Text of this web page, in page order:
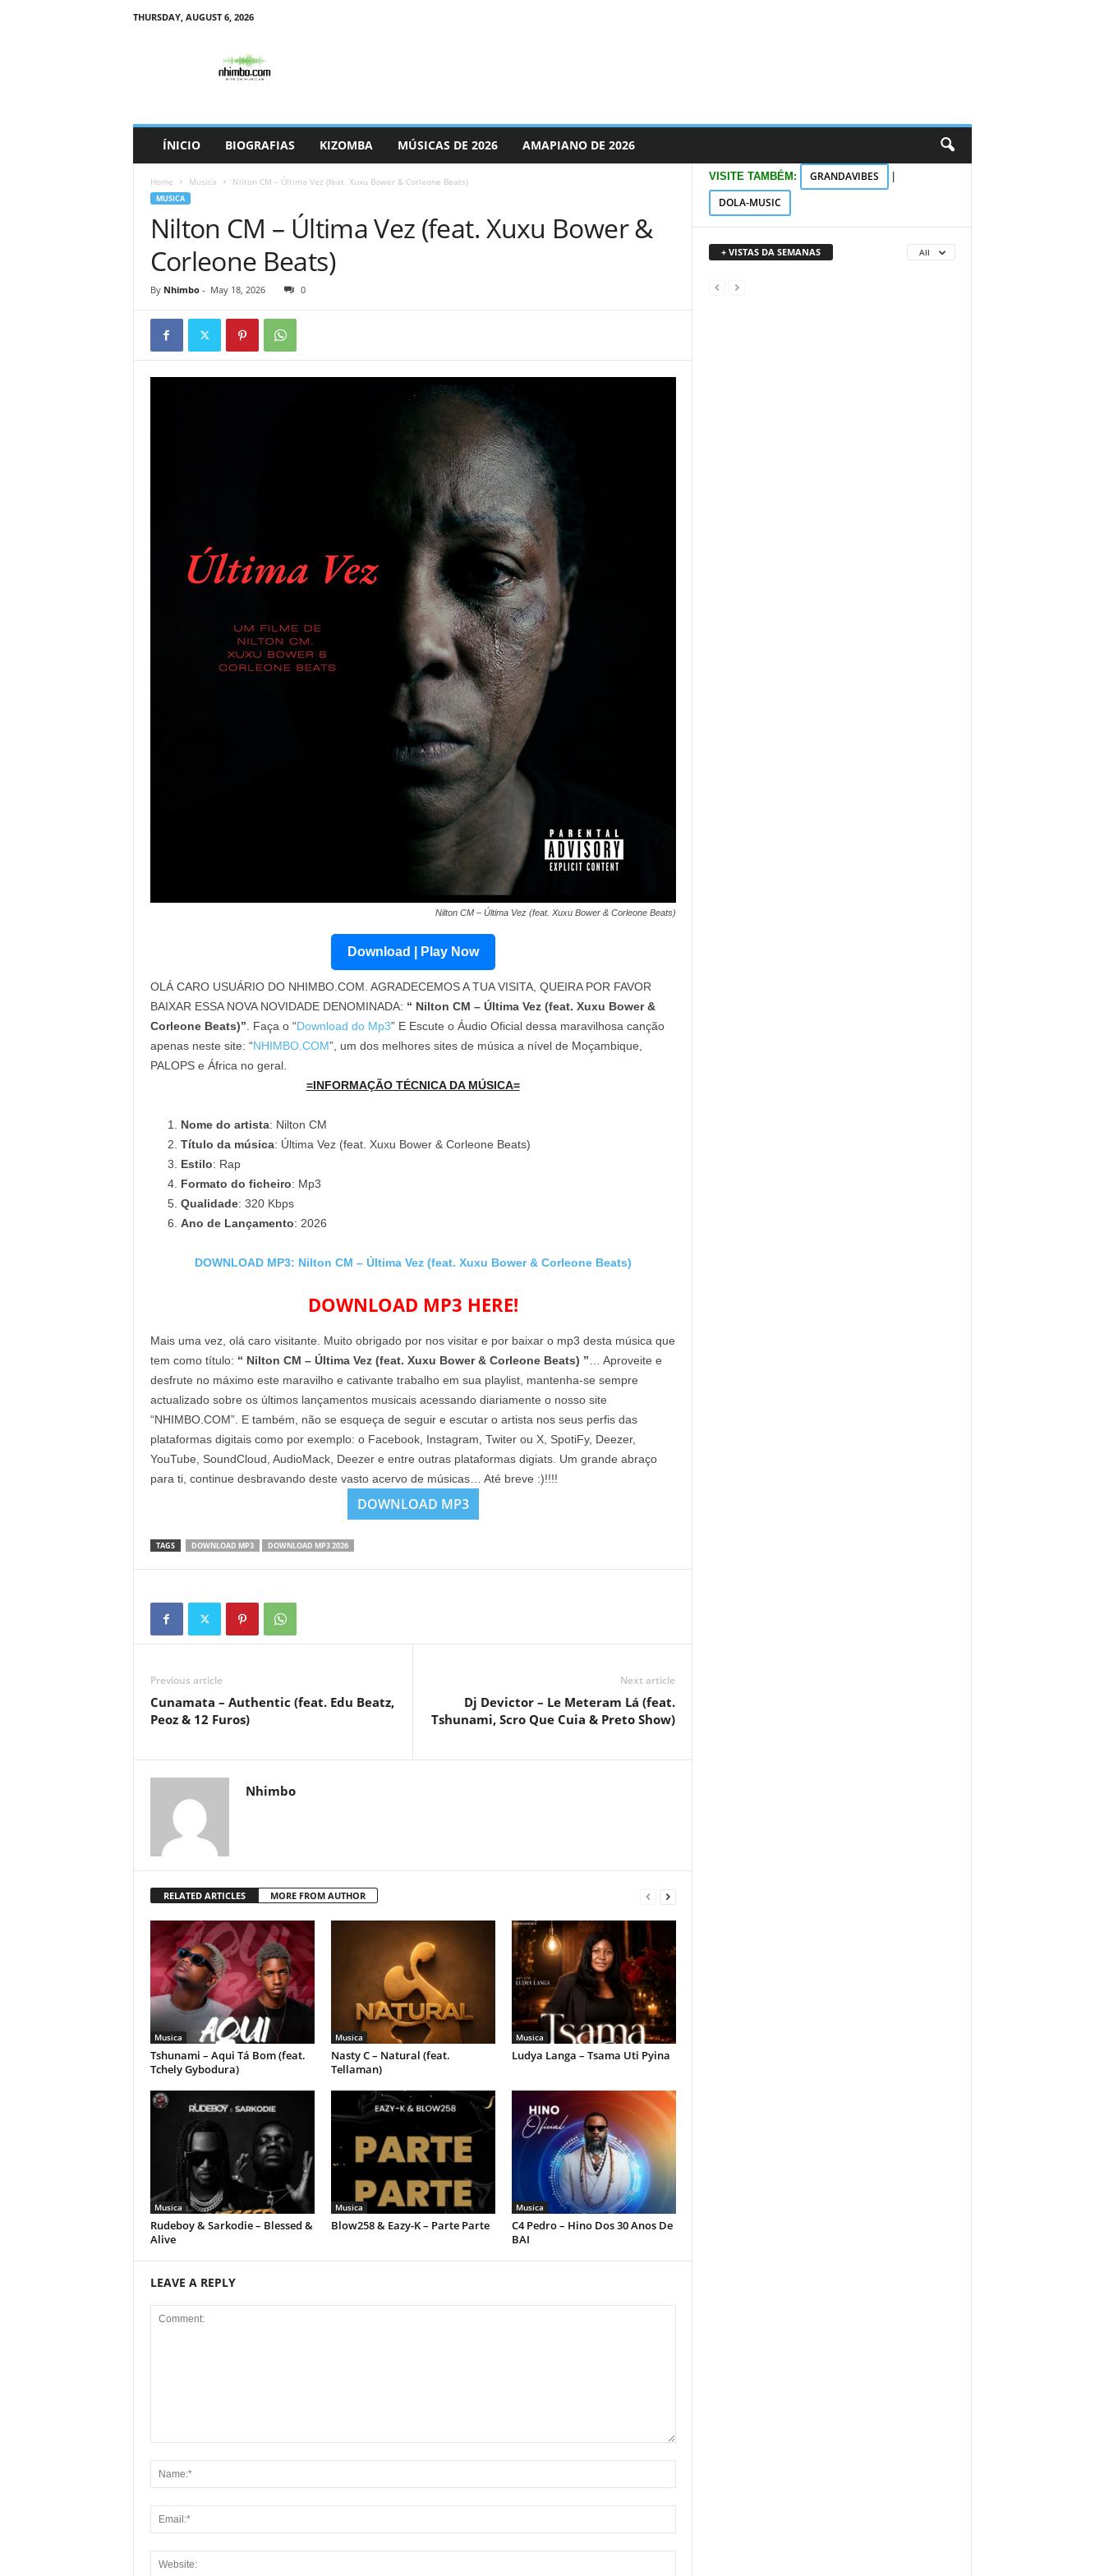
THURSDAY, AUGUST 6, 2026
ÍNICIO BIOGRAFIAS KIZOMBA MÚSICAS DE 2026 AMAPIANO DE 2026
Home Musica Nilton CM – Última Vez (feat. Xuxu Bower & Corleone Beats)
MUSICA
Nilton CM – Última Vez (feat. Xuxu Bower &
Corleone Beats)
By Nhimbo- May 18, 2026 0
Nilton CM – Última Vez (feat. Xuxu Bower & Corleone Beats)
Download | Play Now
OLÁ CARO USUÁRIO DO NHIMBO.COM. AGRADECEMOS A TUA VISITA, QUEIRA POR FAVOR
BAIXAR ESSA NOVA NOVIDADE DENOMINADA: “ Nilton CM – Última Vez (feat. Xuxu Bower &
Corleone Beats)” . Faça o “Download do Mp3” E Escute o Áudio Oficial dessa maravilhosa canção
apenas neste site: “NHIMBO.COM”, um dos melhores sites de música a nível de Moçambique,
PALOPS e África no geral.
=INFORMAÇÃO TÉCNICA DA MÚSICA=
Nome do artista: Nilton CM
Título da música: Última Vez (feat. Xuxu Bower & Corleone Beats)
Estilo: Rap
Formato do ficheiro: Mp3
Qualidade: 320 Kbps
Ano de Lançamento: 2026
DOWNLOAD MP3: Nilton CM – Última Vez (feat. Xuxu Bower & Corleone Beats)
DOWNLOAD MP3 HERE!
Mais uma vez, olá caro visitante. Muito obrigado por nos visitar e por baixar o mp3 desta música que
tem como título: “ Nilton CM – Última Vez (feat. Xuxu Bower & Corleone Beats) ” … Aproveite e
desfrute no máximo este maravilho e cativante trabalho em sua playlist, mantenha-se sempre
actualizado sobre os últimos lançamentos musicais acessando diariamente o nosso site
“NHIMBO.COM”. E também, não se esqueça de seguir e escutar o artista nos seus perfis das
plataformas digitais como por exemplo: o Facebook, Instagram, Twiter ou X, SpotiFy, Deezer,
YouTube, SoundCloud, AudioMack, Deezer e entre outras plataformas digiats. Um grande abraço
para ti, continue desbravando deste vasto acervo de músicas… Até breve :)!!!!
DOWNLOAD MP3
TAGS DOWNLOAD MP3 DOWNLOAD MP3 2026
Previous article
Cunamata – Authentic (feat. Edu Beatz,
Peoz & 12 Furos)
Next article
Dj Devictor – Le Meteram Lá (feat.
Tshunami, Scro Que Cuia & Preto Show)
Nhimbo
RELATED ARTICLES MORE FROM AUTHOR
Musica
Tshunami – Aqui Tá Bom (feat.
Tchely Gybodura)
Musica
Nasty C – Natural (feat.
Tellaman)
Musica
Ludya Langa – Tsama Uti Pyina
Musica
Rudeboy & Sarkodie – Blessed &
Alive
Musica
Blow258 & Eazy-K – Parte Parte
Musica
C4 Pedro – Hino Dos 30 Anos De
BAI
LEAVE A REPLY
VISITE TAMBÉM: GRANDAVIBES
DOLA-MUSIC
+ VISTAS DA SEMANAS All